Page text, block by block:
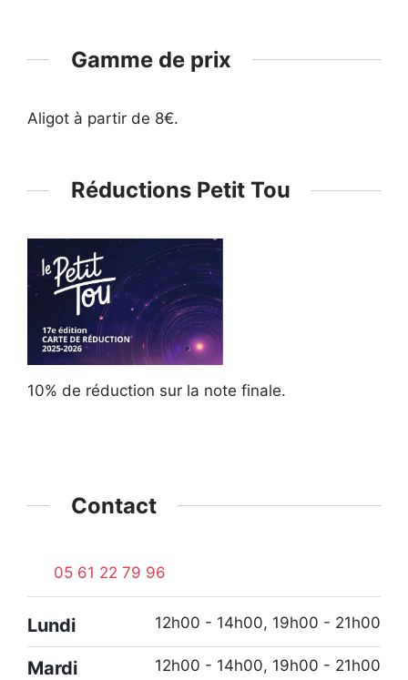
Gamme de prix
Aligot à partir de 8€.
Réductions Petit Tou
10% de réduction sur la note finale.
Contact
05 61 22 79 96
Lundi 12h00 - 14h00, 19h00 - 21h00
Mardi 12h00 - 14h00, 19h00 - 21h00